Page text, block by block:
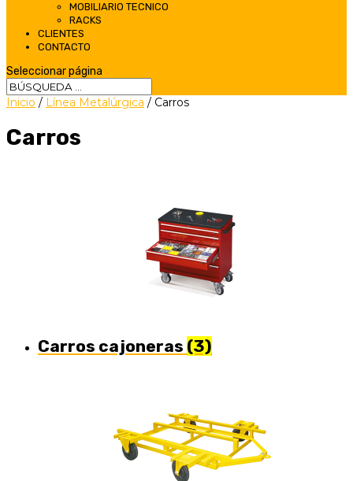
MOBILIARIO TECNICO
RACKS
CLIENTES
CONTACTO
Seleccionar página
Inicio / Línea Metalúrgica / Carros
Carros
Carros cajoneras (3)